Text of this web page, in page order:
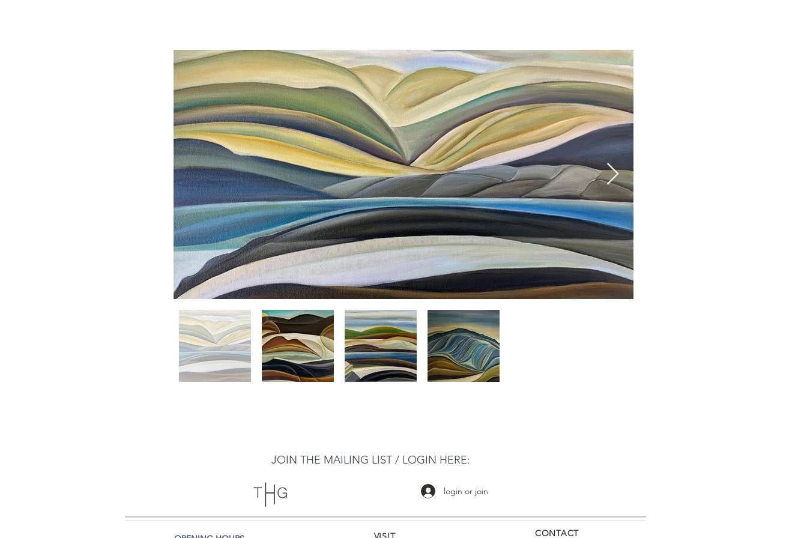
JOIN THE MAILING LIST / LOGIN HERE:
login or join
CONTACT